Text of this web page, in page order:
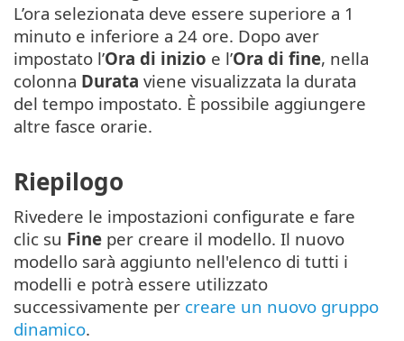
L’ora selezionata deve essere superiore a 1
minuto e inferiore a 24 ore. Dopo aver
impostato l’Ora di inizio e l’Ora di fine, nella
colonna Durata viene visualizzata la durata
del tempo impostato. È possibile aggiungere
altre fasce orarie.
Riepilogo
Rivedere le impostazioni configurate e fare
clic su Fine per creare il modello. Il nuovo
modello sarà aggiunto nell'elenco di tutti i
modelli e potrà essere utilizzato
successivamente per creare un nuovo gruppo
dinamico.